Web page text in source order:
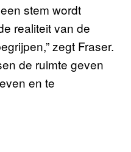
stem wordt
realiteit van de
zegt Fraser.
de ruimte geven
en te